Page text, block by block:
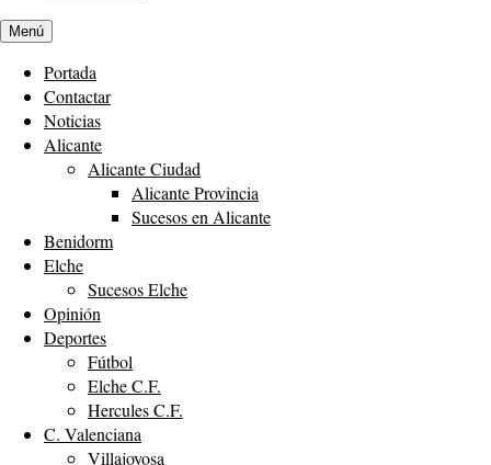
Menú
Portada
Contactar
Noticias
Alicante
Alicante Ciudad
Alicante Provincia
Sucesos en Alicante
Benidorm
Elche
Sucesos Elche
Opinión
Deportes
Fútbol
Elche C.F.
Hercules C.F.
C. Valenciana
Villajoyosa